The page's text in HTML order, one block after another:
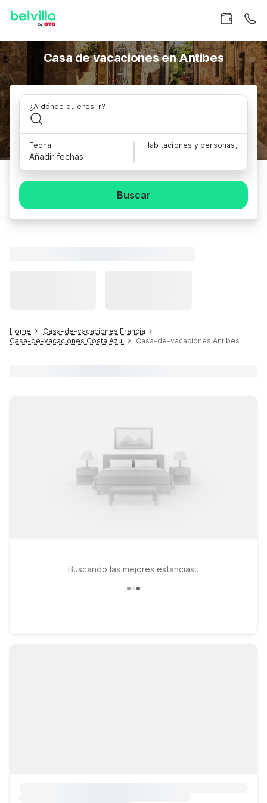
Casa de vacaciones en Antibes
¿A dónde quieres ir?
Fecha
Añadir fechas
Habitaciones y personas,
Buscar
Home
Casa-de-vacaciones Francia
Casa-de-vacaciones Costa Azul
Casa-de-vacaciones Antibes
Buscando las mejores estancias..